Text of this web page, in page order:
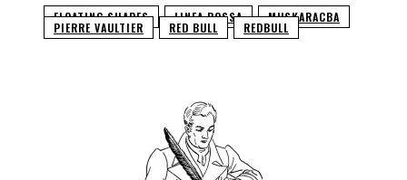
FLOATING SHAPES LINEA ROSSA MUSKARACBA
PIERRE VAULTIER RED BULL REDBULL